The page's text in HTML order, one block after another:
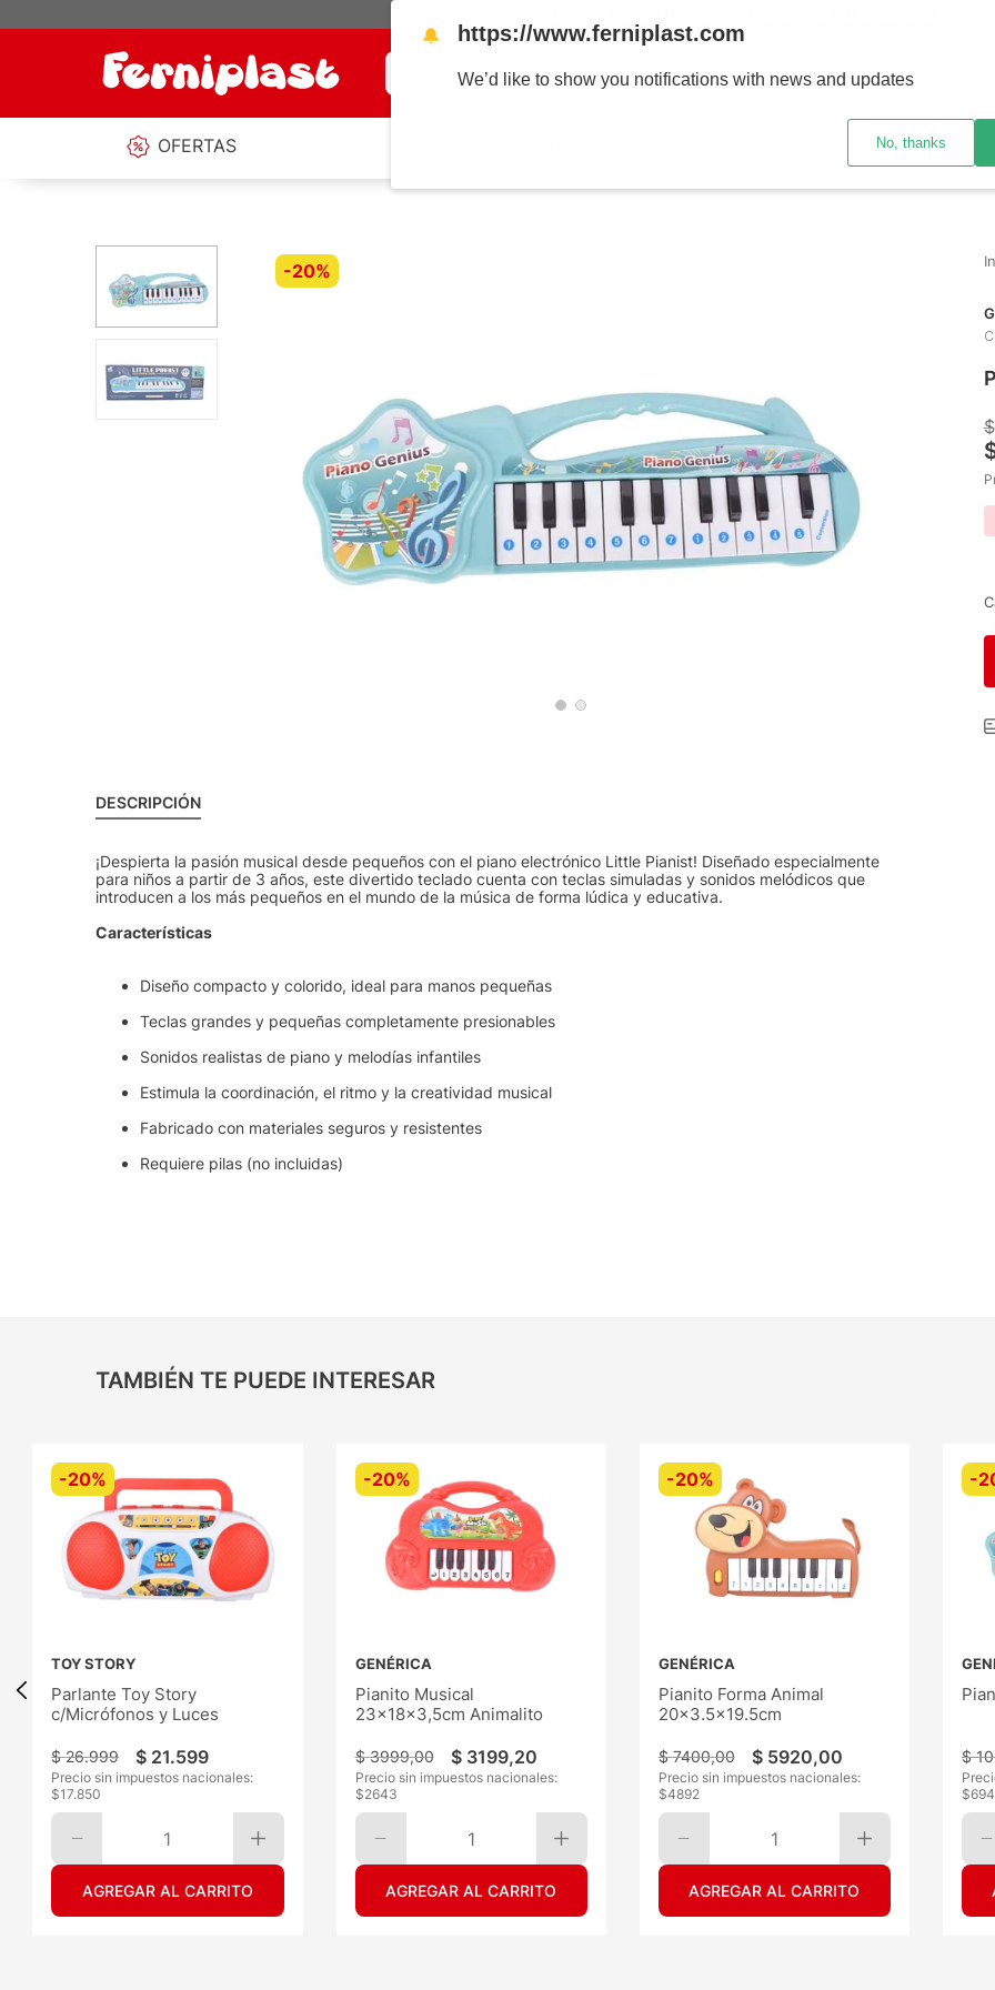
¿Qué estás buscando?
OFERTAS SUCURSALES
-20%
DESCRIPCIÓN
¡Despierta la pasión musical desde pequeños con el piano electrónico Little Pianist! Diseñado especialmente
para niños a partir de 3 años, este divertido teclado cuenta con teclas simuladas y sonidos melódicos que
introducen a los más pequeños en el mundo de la música de forma lúdica y educativa.
Características
Diseño compacto y colorido, ideal para manos pequeñas
Teclas grandes y pequeñas completamente presionables
Sonidos realistas de piano y melodías infantiles
Estimula la coordinación, el ritmo y la creatividad musical
Fabricado con materiales seguros y resistentes
Requiere pilas (no incluidas)
$
TAMBIÉN TE PUEDE INTERESAR
-20%
TOY STORY
Parlante Toy Story
c/Micrófonos y Luces
$ 26.999 $ 21.599
Precio sin impuestos nacionales:
$17.850
1
AGREGAR AL CARRITO
-20%
GENÉRICA
Pianito Musical
23x18x3,5cm Animalito
$ 3999,00 $ 3199,20
Precio sin impuestos nacionales:
$2643
1
AGREGAR AL CARRITO
-20%
GENÉRICA
Pianito Forma Animal
20x3.5x19.5cm
$ 7400,00 $ 5920,00
Precio sin impuestos nacionales:
$4892
1
AGREGAR AL CARRITO
-
$ 10
$
🔔 https://www.ferniplast.com
We’d like to show you notifications with news and updates
No, thanks